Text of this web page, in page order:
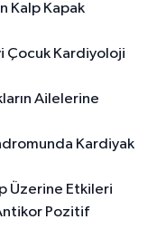
Kalp Kapak
Çocuk Kardiyoloji
Ailelerine
Kardiyak
Üzerine Etkileri
Pozitif